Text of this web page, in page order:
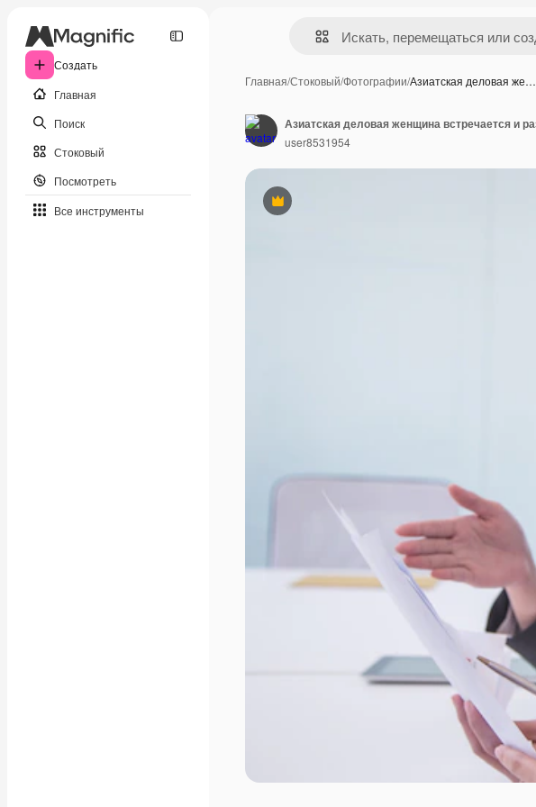
Создать
Главная
Поиск
Стоковый
Посмотреть
Все инструменты
Главная/Стоковый/Фотографии/Азиатская деловая же…
Премиум
user8531954